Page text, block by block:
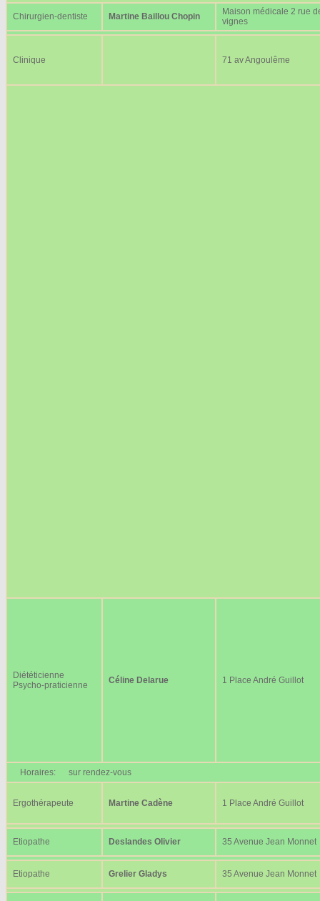
Chirurgien-dentiste Martine Baillou Chopin
Maison médicale 2 rue
vignes
Clinique 71 av Angoulême
Diététicienne
Psycho-praticienne
Céline Delarue 1 Place André Guillot
Horaires: sur rendez-vous
Ergothérapeute Martine Cadène 1 Place André Guillot
Etiopathe Deslandes Olivier 35 Avenue Jean Monnet
Etiopathe Grelier Gladys 35 Avenue Jean Monnet